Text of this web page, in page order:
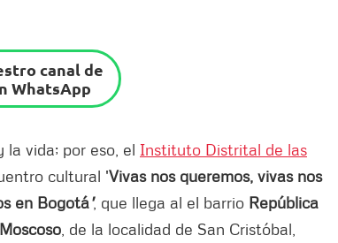
canal de
WhatsApp
la vida; por eso, el Instituto Distrital de las
cultural 'Vivas nos queremos, vivas nos
en Bogotá', que llega al el barrio República
, de la localidad de San Cristóbal,